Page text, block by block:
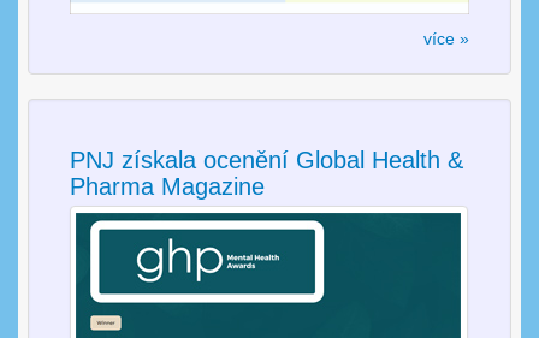
více »
PNJ získala ocenění Global Health &
Pharma Magazine